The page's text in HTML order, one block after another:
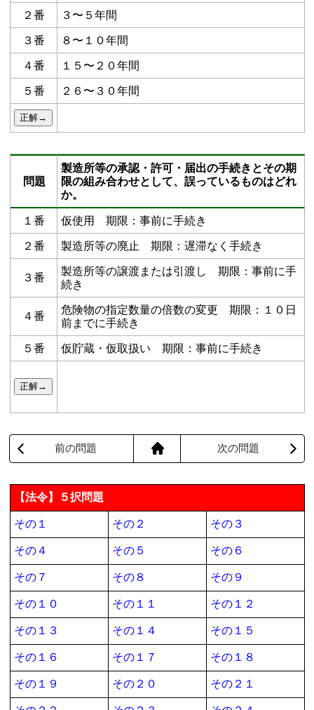
２番 ３〜５年間
３番 ８〜１０年間
４番 １５〜２０年間
５番 ２６〜３０年間
問題
製造所等の承認・許可・届出の手続きとその期
限の組み合わせとして、誤っているものはどれ
か。
１番 仮使用 期限：事前に手続き
２番 製造所等の廃止 期限：遅滞なく手続き
３番
製造所等の譲渡または引渡し 期限：事前に手
続き
４番
危険物の指定数量の倍数の変更 期限：１０日
前までに手続き
５番 仮貯蔵・仮取扱い 期限：事前に手続き
前の問題 次の問題
【法令】５択問題
その１ その２ その３
その４ その５ その６
その７ その８ その９
その１０ その１１ その１２
その１３ その１４ その１５
その１６ その１７ その１８
その１９ その２０ その２１